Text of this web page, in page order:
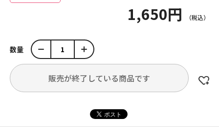
1,650円
数量
販売が終了している商品です